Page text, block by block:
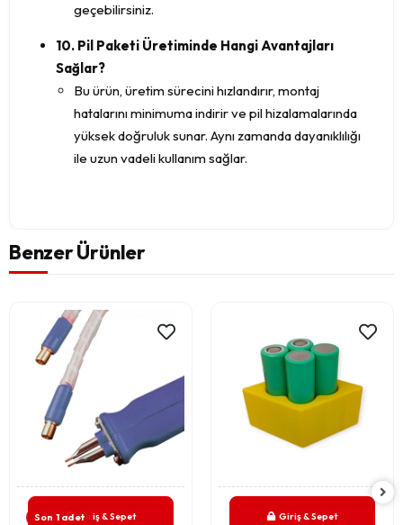
geçebilirsiniz.
10. Pil Paketi Üretiminde Hangi Avantajları
Sağlar?
Bu ürün, üretim sürecini hızlandırır, montaj
hatalarını minimuma indirir ve pil hizalamalarında
yüksek doğruluk sunar. Aynı zamanda dayanıklılığı
ile uzun vadeli kullanım sağlar.
Benzer Ürünler
Son 1 adetGiriş & Sepet Giriş & Sepet